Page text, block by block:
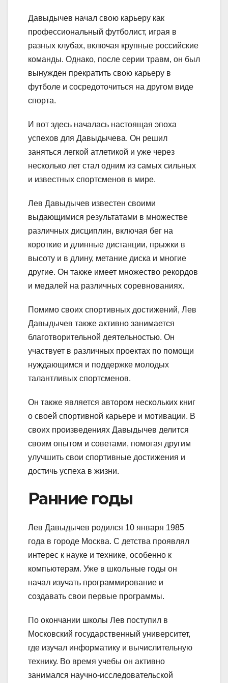
Давыдычев начал свою карьеру как
профессиональный футболист, играя в
разных клубах, включая крупные российские
команды. Однако, после серии травм, он был
вынужден прекратить свою карьеру в
футболе и сосредоточиться на другом виде
спорта.
И вот здесь началась настоящая эпоха
успехов для Давыдычева. Он решил
заняться легкой атлетикой и уже через
несколько лет стал одним из самых сильных
и известных спортсменов в мире.
Лев Давыдычев известен своими
выдающимися результатами в множестве
различных дисциплин, включая бег на
короткие и длинные дистанции, прыжки в
высоту и в длину, метание диска и многие
другие. Он также имеет множество рекордов
и медалей на различных соревнованиях.
Помимо своих спортивных достижений, Лев
Давыдычев также активно занимается
благотворительной деятельностью. Он
участвует в различных проектах по помощи
нуждающимся и поддержке молодых
талантливых спортсменов.
Он также является автором нескольких книг
о своей спортивной карьере и мотивации. В
своих произведениях Давыдычев делится
своим опытом и советами, помогая другим
улучшить свои спортивные достижения и
достичь успеха в жизни.
Ранние годы
Лев Давыдычев родился 10 января 1985
года в городе Москва. С детства проявлял
интерес к науке и технике, особенно к
компьютерам. Уже в школьные годы он
начал изучать программирование и
создавать свои первые программы.
По окончании школы Лев поступил в
Московский государственный университет,
где изучал информатику и вычислительную
технику. Во время учебы он активно
занимался научно-исследовательской